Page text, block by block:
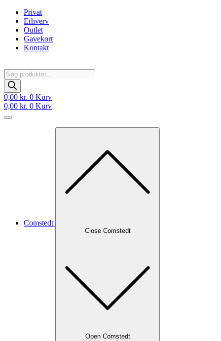
Videre
indhold
Privat
Erhverv
Outlet
Gavekort
Kontakt
Products
search
0,00 kr. 0 Kurv
0,00 kr. 0 Kurv
Comstedt
Close Comstedt
Open Comstedt